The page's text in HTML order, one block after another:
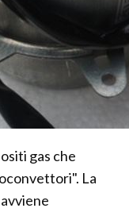
gas che
La